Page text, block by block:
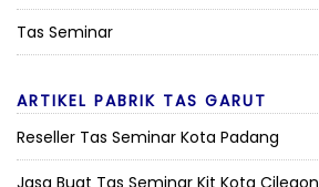
Tas Seminar
ARTIKEL PABRIK TAS GARUT
Reseller Tas Seminar Kota Padang